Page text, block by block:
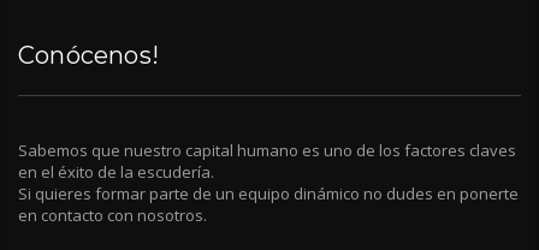
Conócenos!
Sabemos que nuestro capital humano es uno de los factores claves
en el éxito de la escudería.
Si quieres formar parte de un equipo dinámico no dudes en ponerte
en contacto con nosotros.